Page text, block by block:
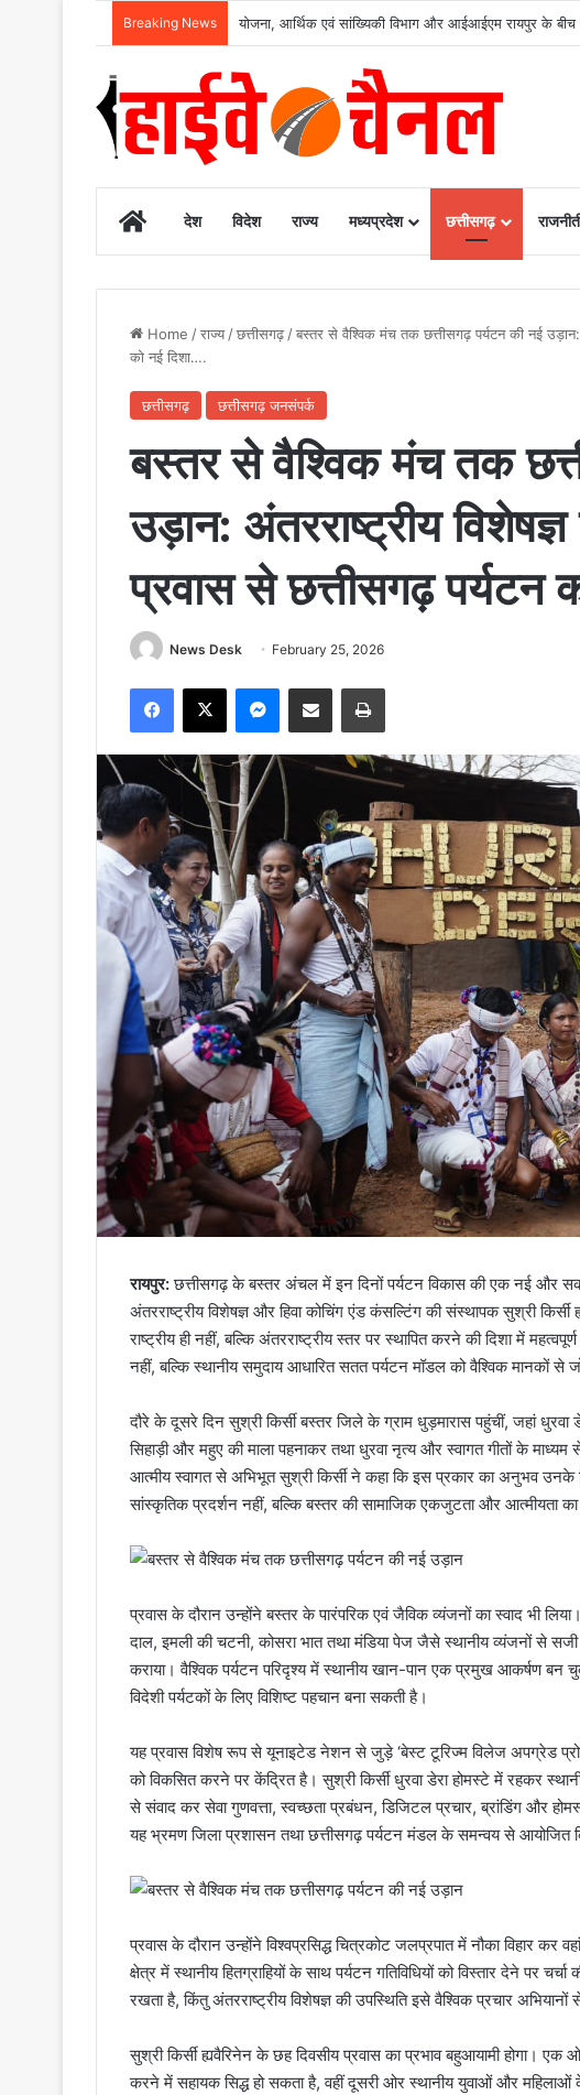
Breaking News रायगढ़ में विकास को मिल रही नई रफ्तार, हर क्षेत्र में मजबूत हो
Homeदेश विदेश राज्य मध्यप्रदेश छत्तीसगढ़
Home /राज्य /छत्तीसगढ़ /बस्तर से वैश्विक मंच तक छत्तीसगढ़ पर्यटन की नई उड़ान:
को नई दिशा….
छत्तीसगढ़ छत्तीसगढ़ जनसंपर्क
बस्तर से वैश्विक मंच तक
उड़ान: अंतरराष्ट्रीय
प्रवास से छत्तीसगढ़ पर्यटन
News Desk February 25, 2026
Facebook
X Messenger
Share via Email Print
रायपुर:छत्तीसगढ़ के बस्तर अंचल में इन दिनों पर्यटन विकास की एक नई और
अंतरराष्ट्रीय विशेषज्ञ और हिवा कोचिंग एंड कंसल्टिंग की संस्थापक सुश्री
राष्ट्रीय ही नहीं, बल्कि अंतरराष्ट्रीय स्तर पर स्थापित करने की दिशा में
नहीं, बल्कि स्थानीय समुदाय आधारित सतत पर्यटन मॉडल को वैश्विक मानकों
दौरे के दूसरे दिन सुश्री किर्सी बस्तर जिले के ग्राम धुड़मारास पहुंचीं, जहां धुरवा
सिहाड़ी और महुए की माला पहनाकर तथा धुरवा नृत्य और स्वागत गीतों के
आत्मीय स्वागत से अभिभूत सुश्री किर्सी ने कहा कि इस प्रकार का अनुभव
सांस्कृतिक प्रदर्शन नहीं, बल्कि बस्तर की सामाजिक एकजुटता और आत्मीयता
प्रवास के दौरान उन्होंने बस्तर के पारंपरिक एवं जैविक व्यंजनों का स्वाद भी
दाल, इमली की चटनी, कोसरा भात तथा मंडिया पेज जैसे स्थानीय व्यंजनों से
कराया। वैश्विक पर्यटन परिदृश्य में स्थानीय खान-पान एक प्रमुख आकर्षण बन
विदेशी पर्यटकों के लिए विशिष्ट पहचान बना सकती है।
यह प्रवास विशेष रूप से यूनाइटेड नेशन से जुड़े ‘बेस्ट टूरिज्म विलेज अपग्रेड
को विकसित करने पर केंद्रित है। सुश्री किर्सी धुरवा डेरा होमस्टे में रहकर
से संवाद कर सेवा गुणवत्ता, स्वच्छता प्रबंधन, डिजिटल प्रचार, ब्रांडिंग और
यह भ्रमण जिला प्रशासन तथा छत्तीसगढ़ पर्यटन मंडल के समन्वय से आयोजित
प्रवास के दौरान उन्होंने विश्वप्रसिद्ध चित्रकोट जलप्रपात में नौका विहार
क्षेत्र में स्थानीय हितग्राहियों के साथ पर्यटन गतिविधियों को विस्तार देने पर
रखता है, किंतु अंतरराष्ट्रीय विशेषज्ञ की उपस्थिति इसे वैश्विक प्रचार
सुश्री किर्सी ह्यवैरिनेन के छह दिवसीय प्रवास का प्रभाव बहुआयामी होगा। एक
करने में सहायक सिद्ध हो सकता है, वहीं दूसरी ओर स्थानीय युवाओं और